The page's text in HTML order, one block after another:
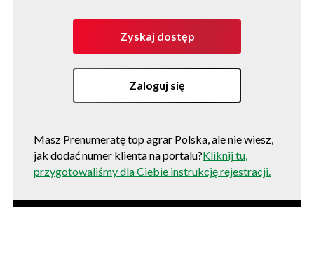
Zyskaj dostęp
Zaloguj się
Masz Prenumeratę top agrar Polska, ale nie wiesz,
jak dodać numer klienta na portalu?Kliknij tu,
przygotowaliśmy dla Ciebie instrukcję rejestracji.